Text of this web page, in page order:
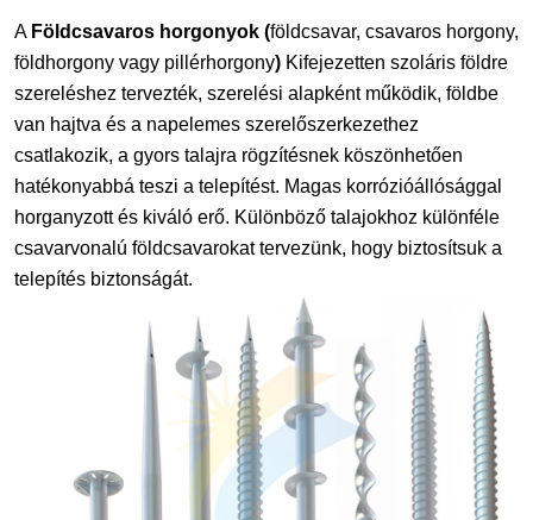
A Földcsavaros horgonyok (földcsavar, csavaros horgony,
földhorgony vagy pillérhorgony) Kifejezetten szoláris földre
szereléshez tervezték, szerelési alapként működik, földbe
van hajtva és a napelemes szerelőszerkezethez
csatlakozik, a gyors talajra rögzítésnek köszönhetően
hatékonyabbá teszi a telepítést. Magas korrózióállósággal
horganyzott és kiváló erő. Különböző talajokhoz különféle
csavarvonalú földcsavarokat tervezünk, hogy biztosítsuk a
telepítés biztonságát.